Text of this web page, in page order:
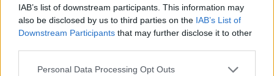
IAB’s list of downstream participants. This information may
also be disclosed by us to third parties on the IAB’s List of
Downstream Participants that may further disclose it to other
Personal Data Processing Opt Outs